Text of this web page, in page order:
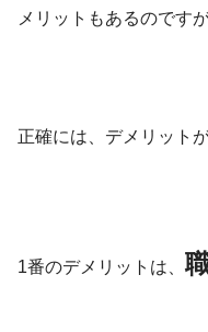
メリットもあるのです
正確には、デメリット
1番のデメリットは、